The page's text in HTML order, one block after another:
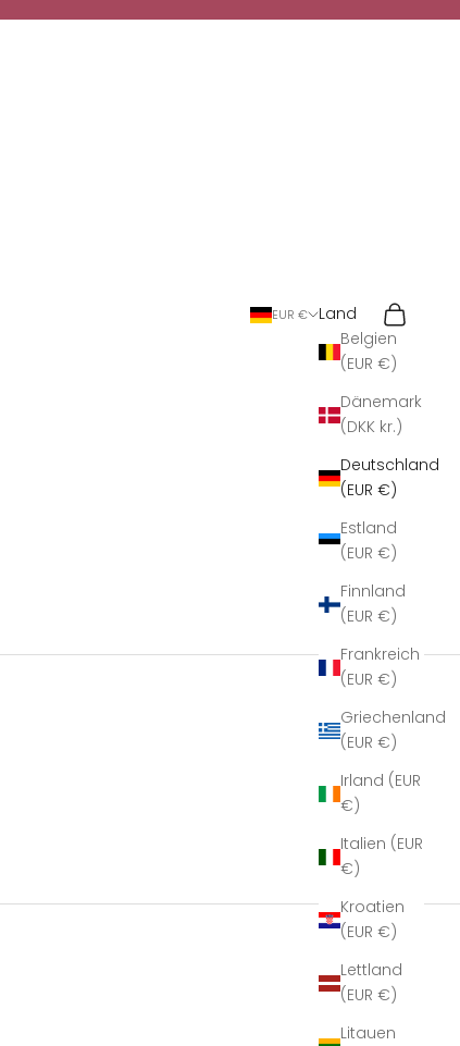
EUR €
Land
Belgien
(EUR €)
Dänemark
(DKK kr.)
Deutschland
(EUR €)
Estland
(EUR €)
Finnland
(EUR €)
Frankreich
(EUR €)
Griechenland
(EUR €)
Irland (EUR
€)
Italien (EUR
€)
Kroatien
(EUR €)
Lettland
(EUR €)
Litauen
Suchen